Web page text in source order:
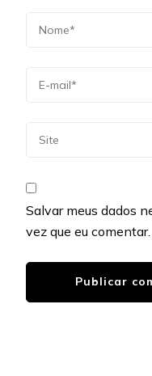
Salvar meus dados
vez que eu comentar.